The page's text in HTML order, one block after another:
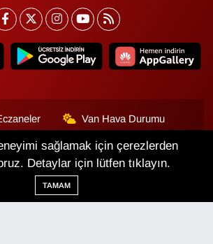
Van Hava Durumu
Van Trafik Yoğunluk
Haritası
ve Fikstür
sağlamak için çerezlerden
Detaylar için lütfen tıklayın.
TAMAM